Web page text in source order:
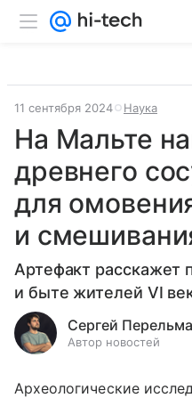
11 сентября 2024 Наука
На Мальте
древнего
для
и
Артефакт расскажет
и быте жителей VI
Сергей
Автор новостей
Археологические